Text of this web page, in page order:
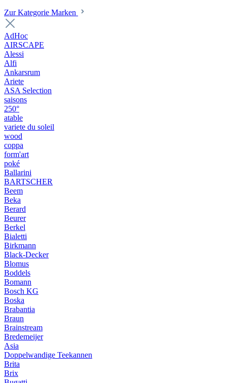
Zur Kategorie Marken
AdHoc
AIRSCAPE
Alessi
Alfi
Ankarsrum
Ariete
ASA Selection
saisons
250°
atable
variete du soleil
wood
coppa
form'art
poké
Ballarini
BARTSCHER
Beem
Beka
Berard
Beurer
Berkel
Bialetti
Birkmann
Black-Decker
Blomus
Boddels
Bomann
Bosch KG
Boska
Brabantia
Braun
Brainstream
Bredemeijer
Asia
Doppelwandige Teekannen
Brita
Brix